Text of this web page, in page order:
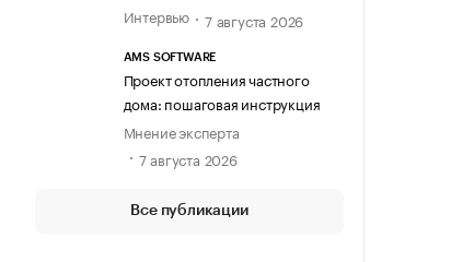
Интервью
7 августа 2026
AMS SOFTWARE
Проект отопления частного
дома: пошаговая инструкция
Мнение эксперта
7 августа 2026
Все публикации